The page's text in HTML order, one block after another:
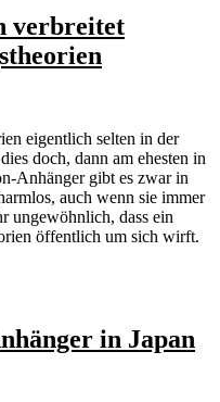
verbreitet
eigentlich selten in der
doch, dann am ehesten in
Anhänger gibt es zwar in
auch wenn sie immer
ungewöhnlich, dass ein
öffentlich um sich wirft.
in Japan